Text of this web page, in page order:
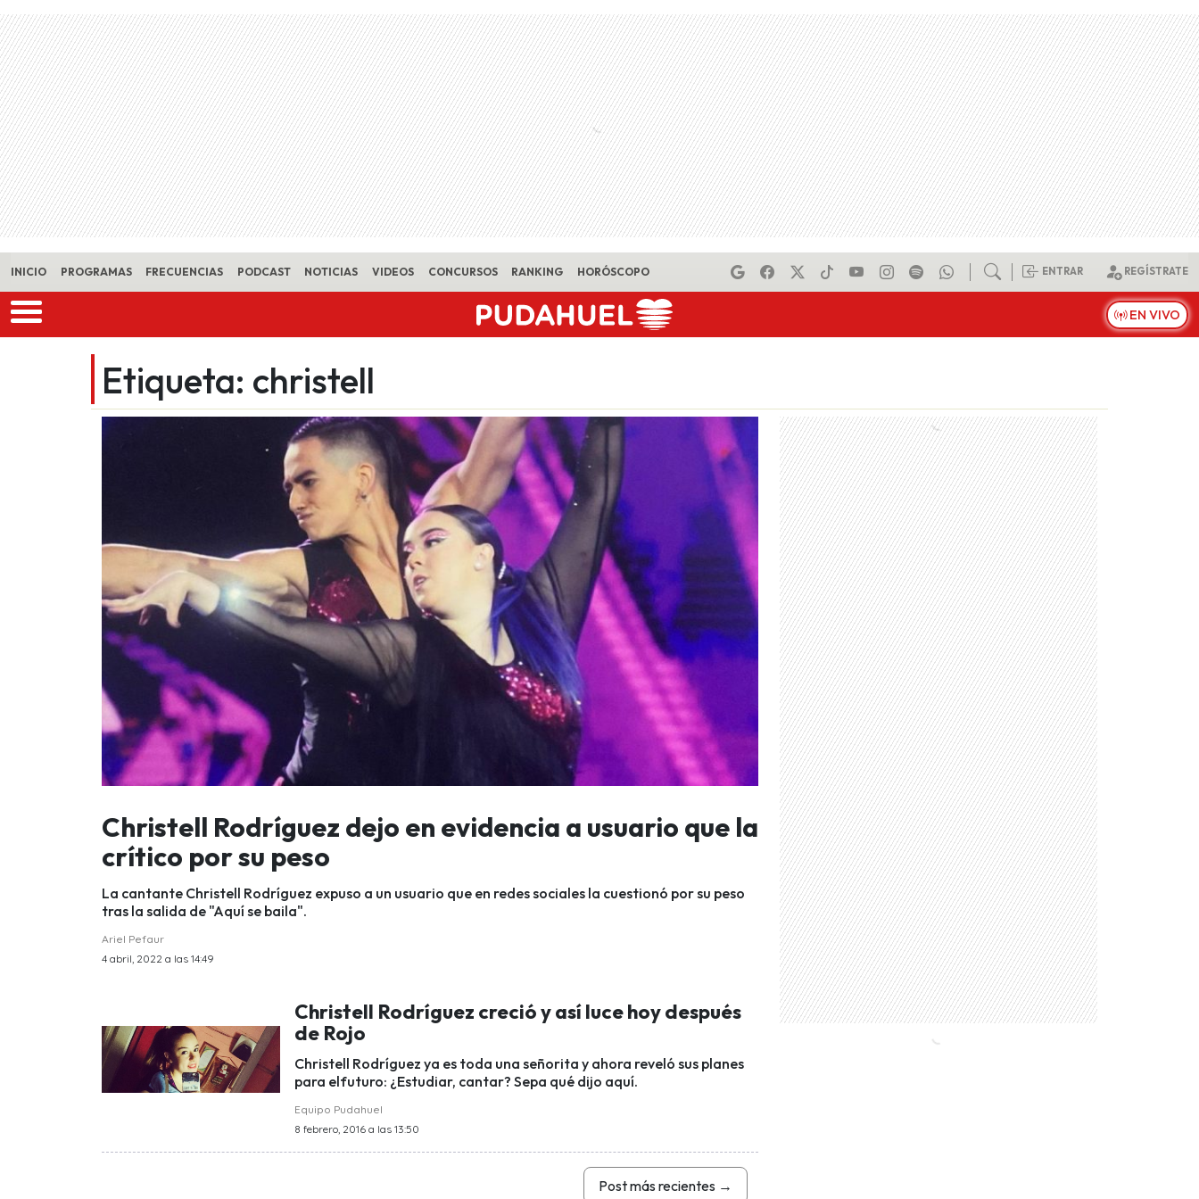
Skip to main content
INICIO PROGRAMAS FRECUENCIAS PODCAST NOTICIAS VIDEOS CONCURSOS RANKING HORÓSCOPO ENTRAR REGÍSTRATE
EN VIVO
Etiqueta: christell
Christell Rodríguez dejo en evidencia a usuario que la
crítico por su peso
La cantante Christell Rodríguez expuso a un usuario que en redes sociales la cuestionó por su peso
tras la salida de "Aquí se baila".
Ariel Pefaur
4 abril, 2022 a las 14:49
Christell Rodríguez creció y así luce hoy después
de Rojo
Christell Rodríguez ya es toda una señorita y ahora reveló sus planes
para elfuturo: ¿Estudiar, cantar? Sepa qué dijo aquí.
Equipo Pudahuel
8 febrero, 2016 a las 13:50
Post más recientes →